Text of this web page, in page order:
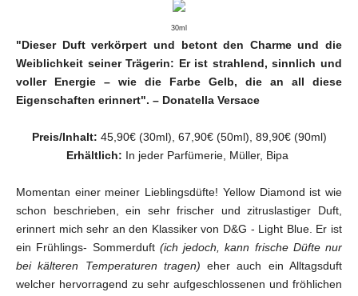
30ml
"Dieser Duft verkörpert und betont den Charme und die
Weiblichkeit seiner Trägerin: Er ist strahlend, sinnlich und
voller Energie – wie die Farbe Gelb, die an all diese
Eigenschaften erinnert". – Donatella Versace
Preis/Inhalt: 45,90€ (30ml), 67,90€ (50ml), 89,90€ (90ml)
Erhältlich: In jeder Parfümerie, Müller, Bipa
Momentan einer meiner Lieblingsdüfte! Yellow Diamond ist wie
schon beschrieben, ein sehr frischer und zitruslastiger Duft,
erinnert mich sehr an den Klassiker von D&G - Light Blue. Er ist
ein Frühlings- Sommerduft (ich jedoch, kann frische Düfte nur
bei kälteren Temperaturen tragen) eher auch ein Alltagsduft
welcher hervorragend zu sehr aufgeschlossenen und fröhlichen